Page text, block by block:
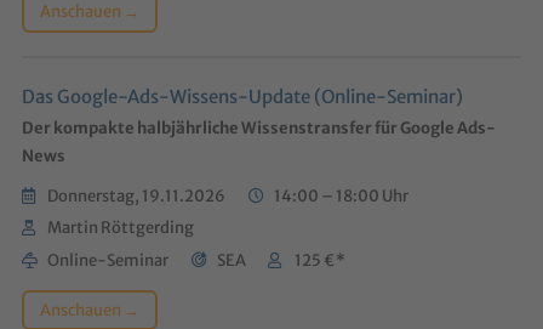
Anschauen →
Das Google-Ads-Wissens-Update (Online-Seminar)
Der kompakte halbjährliche Wissenstransfer für Google Ads-
News
Donnerstag, 19.11.2026
14:00 – 18:00 Uhr
Martin Röttgerding
Online-Seminar
SEA 125 €*
Anschauen →